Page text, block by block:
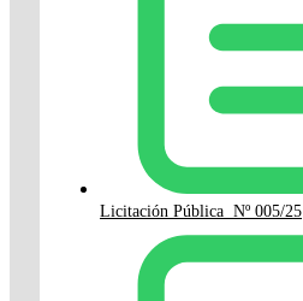
Licitación Pública Nº 005/25